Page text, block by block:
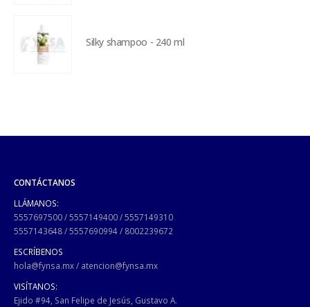
Silky shampoo - 240 ml
CONTÁCTANOS
LLÁMANOS:
5557697500/5557149400/5557149310
5557143648/5557690994/ 8002239672
ESCRÍBENOS
hola@fynsa.mx/ atencion@fynsa.mx
VISÍTANOS:
Ejido #94, San Felipe de Jesús, Gustavo A.